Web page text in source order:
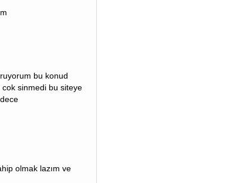
bu konud
sinmedi bu siteye
olmak lazım ve